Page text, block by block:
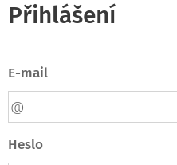
Přihlášení
E-mail
Heslo